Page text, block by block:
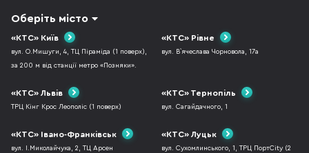
Оберіть місто
«КТС» Київ
вул. О.Мишуги, 4, ТЦ Піраміда (1 поверх),
за 200 м від станції метро «Позняки».
«КТС» Рівне
вул. В`ячеслава Чорновола, 17а
«КТС» Львів
ТРЦ Кінг Крос Леополіс (1 поверх)
«КТС» Тернопіль
вул. Сагайдачного, 1
«КТС» Івано-Франківськ
вул. І.Миколайчука, 2, ТЦ Арсен
«КТС» Луцьк
вул. Сухомлинського, 1, ТРЦ ПортCity (2